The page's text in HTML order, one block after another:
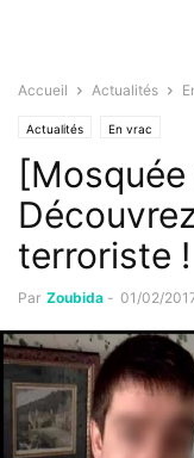
Accueil Actualités
Actualités En vrac
terroriste !
Par Zoubida - 01/02/